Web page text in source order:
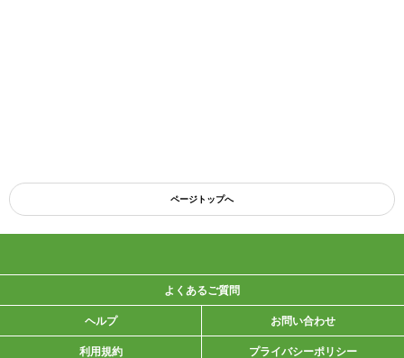
ページトップへ
よくあるご質問
ヘルプ お問い合わせ
利用規約 プライバシーポリシー